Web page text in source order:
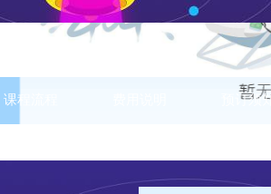
激发积极性
课程流程 预订须